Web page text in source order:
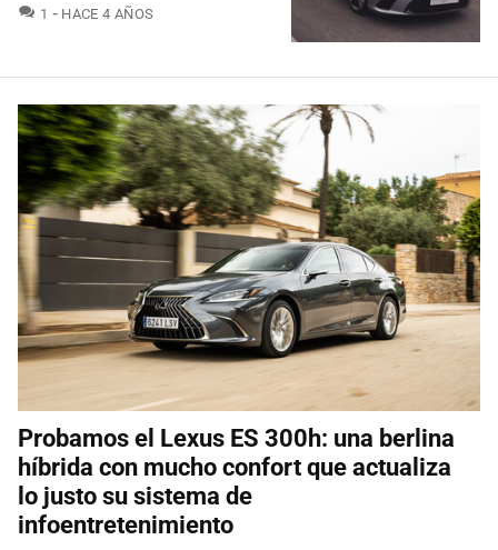
1 COMENTARIOS
HACE 4 AÑOS
Probamos el Lexus ES 300h: una berlina
híbrida con mucho confort que actualiza
lo justo su sistema de
infoentretenimiento